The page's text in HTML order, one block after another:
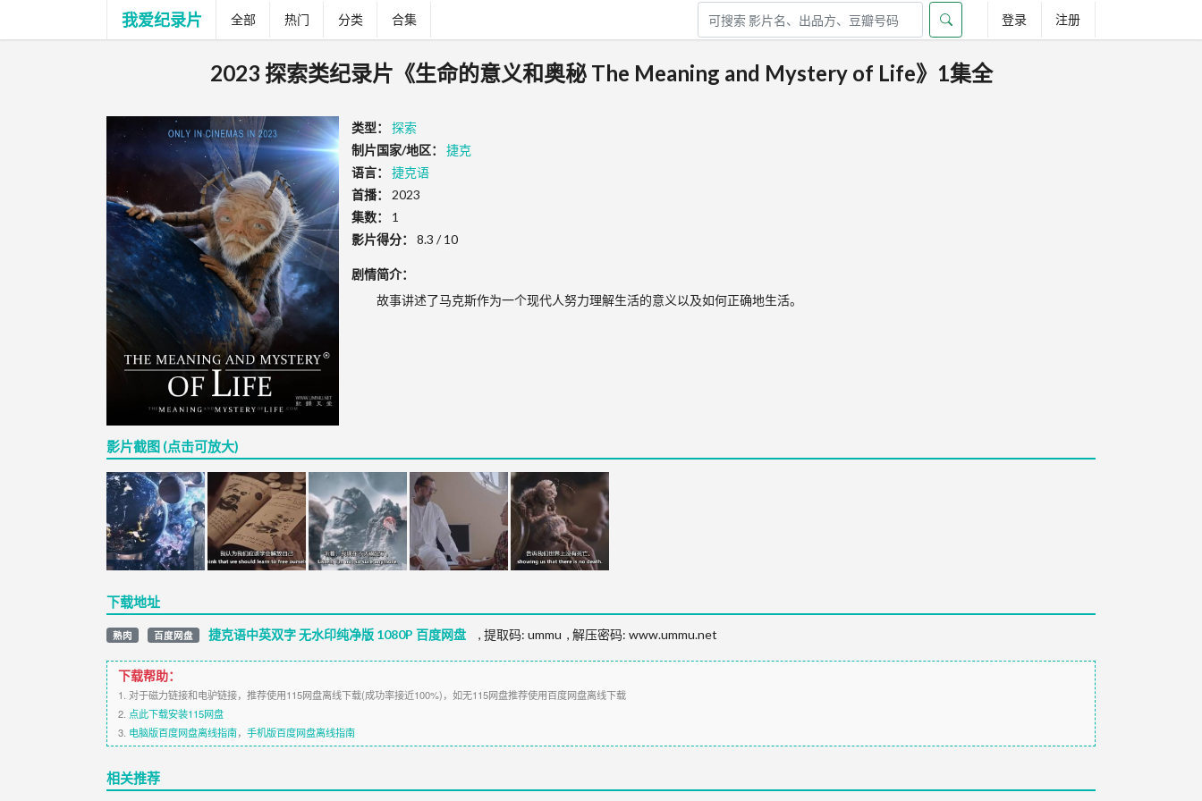
我爱纪录片 全部 热门 分类 合集 登录 注册
2023 探索类纪录片《生命的意义和奥秘 The Meaning and Mystery of Life》1集全
类型：
探索
制片国家/地区：
捷克
语言：
捷克语
首播：
2023
集数：
1
影片得分：
8.3 / 10
剧情简介：
故事讲述了马克斯作为一个现代人努力理解生活的意义以及如何正确地生活。
影片截图 (点击可放大)
下载地址
熟肉 百度网盘 捷克语中英双字 无水印纯净版 1080P 百度网盘 ,提取码:ummu , 解压密码: www.ummu.net
下载帮助：
1. 对于磁力链接和电驴链接，推荐使用115网盘离线下载(成功率接近100%)，如无115网盘推荐使用百度网盘离线下载
2. 点此下载安装115网盘
3. 电脑版百度网盘离线指南， 手机版百度网盘离线指南
相关推荐